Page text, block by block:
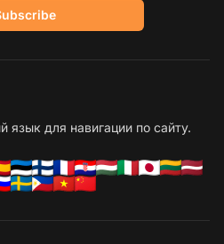
язык для навигации по сайту.